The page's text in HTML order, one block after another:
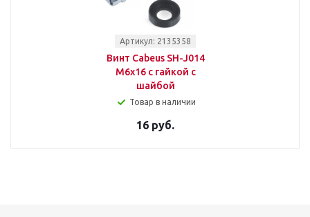
Артикул: 2135358
Винт Cabeus SH-J014
М6х16 с гайкой с
шайбой
Товар в наличии
16 руб.